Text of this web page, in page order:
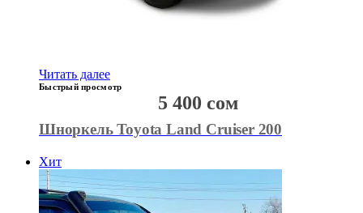
Читать далее
Быстрый просмотр
Шноркель Toyota Land Cruiser 200
5 400 сом
Хит